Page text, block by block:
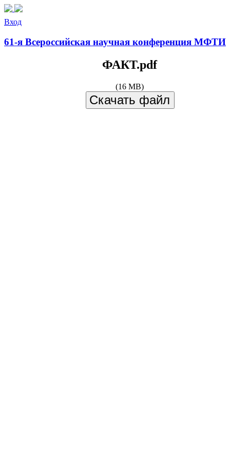
Вход
61-я Всероссийская научная конференция МФТИ
ФАКТ.pdf
(16 MB)
Скачать файл